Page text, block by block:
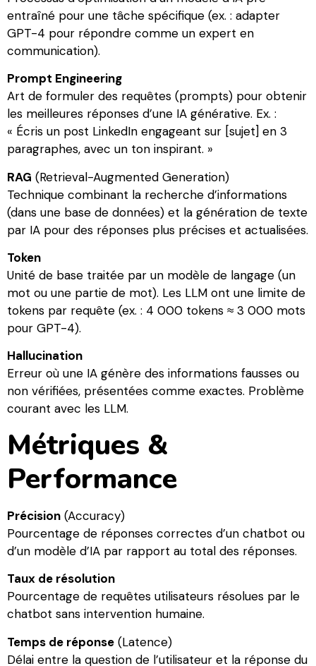
entraîné pour une tâche spécifique (ex. : adapter
GPT-4 pour répondre comme un expert en
communication).
Prompt Engineering
Art de formuler des requêtes (prompts) pour obtenir
les meilleures réponses d’une IA générative. Ex. :
« Écris un post LinkedIn engageant sur [sujet] en 3
paragraphes, avec un ton inspirant. »
RAG (Retrieval-Augmented Generation)
Technique combinant la recherche d’informations
(dans une base de données) et la génération de texte
par IA pour des réponses plus précises et actualisées.
Token
Unité de base traitée par un modèle de langage (un
mot ou une partie de mot). Les LLM ont une limite de
tokens par requête (ex. : 4 000 tokens ≈ 3 000 mots
pour GPT-4).
Hallucination
Erreur où une IA génère des informations fausses ou
non vérifiées, présentées comme exactes. Problème
courant avec les LLM.
Métriques &
Performance
Précision (Accuracy)
Pourcentage de réponses correctes d’un chatbot ou
d’un modèle d’IA par rapport au total des réponses.
Taux de résolution
Pourcentage de requêtes utilisateurs résolues par le
chatbot sans intervention humaine.
Temps de réponse (Latence)
Délai entre la question de l’utilisateur et la réponse du